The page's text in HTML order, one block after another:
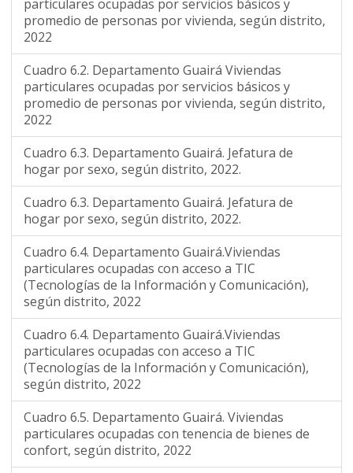
particulares ocupadas por servicios básicos y
promedio de personas por vivienda, según distrito,
2022
Cuadro 6.2. Departamento Guairá Viviendas
particulares ocupadas por servicios básicos y
promedio de personas por vivienda, según distrito,
2022
Cuadro 6.3. Departamento Guairá. Jefatura de
hogar por sexo, según distrito, 2022.
Cuadro 6.3. Departamento Guairá. Jefatura de
hogar por sexo, según distrito, 2022.
Cuadro 6.4. Departamento Guairá.Viviendas
particulares ocupadas con acceso a TIC
(Tecnologías de la Información y Comunicación),
según distrito, 2022
Cuadro 6.4. Departamento Guairá.Viviendas
particulares ocupadas con acceso a TIC
(Tecnologías de la Información y Comunicación),
según distrito, 2022
Cuadro 6.5. Departamento Guairá. Viviendas
particulares ocupadas con tenencia de bienes de
confort, según distrito, 2022